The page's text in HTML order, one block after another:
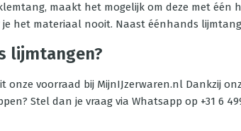
maakt het mogelijk om deze met
je het materiaal nooit. Naast éénhands
lijmtangen?
voorraad bij MijnIJzerwaren.nl Dankzij
Stel dan je vraag via Whatsapp op +31 6